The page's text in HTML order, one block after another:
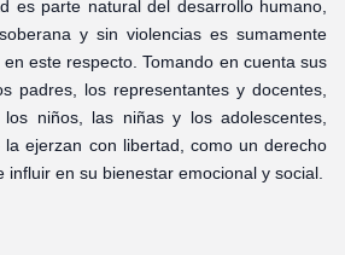
es parte natural del desarrollo humano,
y sin violencias es sumamente
este respecto. Tomando en cuenta sus
padres, los representantes y docentes,
niños, las niñas y los adolescentes,
ejerzan con libertad, como un derecho
en su bienestar emocional y social.